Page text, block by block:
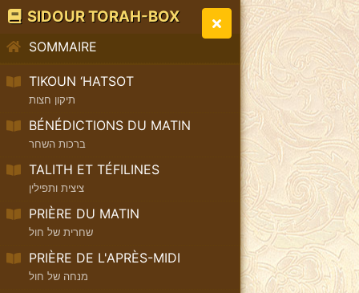
SIDOUR TORAH-BOX
SOMMAIRE
TIKOUN ‘HATSOT
תיקון חצות
BÉNÉDICTIONS DU MATIN
ברכות השחר
TALITH ET TÉFILINES
ציצית ותפילין
PRIÈRE DU MATIN
שחרית של חול
PRIÈRE DE L'APRÈS-MIDI
מנחה של חול